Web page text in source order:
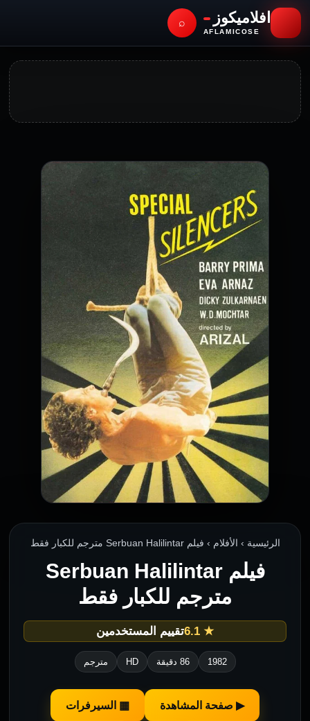
افلاميكوز
AFLAMICOSE
⌕
الرئيسية › الأفلام › فيلم Serbuan Halilintar مترجم للكبار فقط
فيلم Serbuan Halilintar
مترجم للكبار فقط
★ 6.1 تقييم المستخدمين
1982 86 دقيقة HD مترجم
▶ صفحة المشاهدة ▦ السيرفرات